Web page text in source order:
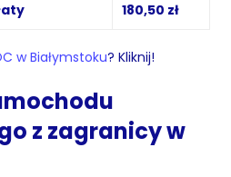
180,50 zł
w Białymstoku? Kliknij!
z zagranicy w